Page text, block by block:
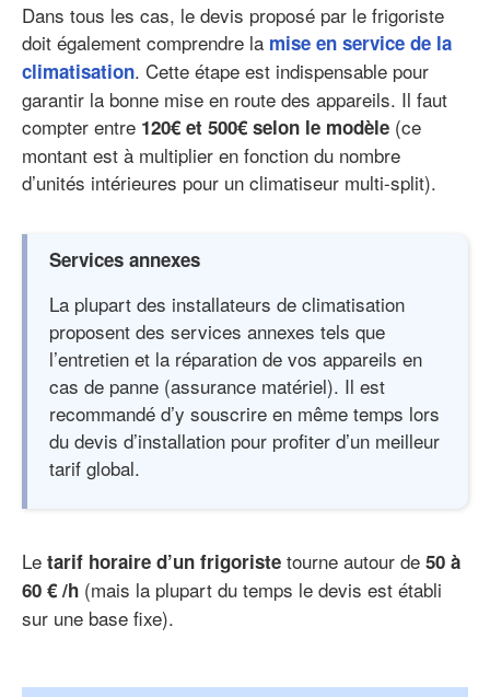
Dans tous les cas, le devis proposé par le frigoriste
doit également comprendre la mise en service de la
climatisation. Cette étape est indispensable pour
garantir la bonne mise en route des appareils. Il faut
compter entre 120€ et 500€ selon le modèle (ce
montant est à multiplier en fonction du nombre
d’unités intérieures pour un climatiseur multi-split).
Services annexes
La plupart des installateurs de climatisation
proposent des services annexes tels que
l’entretien et la réparation de vos appareils en
cas de panne (assurance matériel). Il est
recommandé d’y souscrire en même temps lors
du devis d’installation pour profiter d’un meilleur
tarif global.
Le tarif horaire d’un frigoriste tourne autour de 50 à
60 € /h (mais la plupart du temps le devis est établi
sur une base fixe).